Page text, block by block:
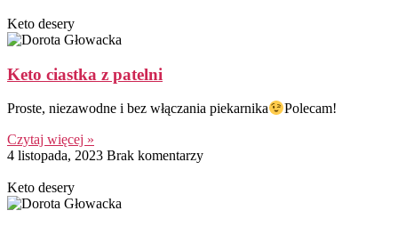
Keto desery
Keto ciastka z patelni
Proste, niezawodne i bez włączania piekarnika
Polecam!
Czytaj więcej »
4 listopada, 2023 Brak komentarzy
Keto desery